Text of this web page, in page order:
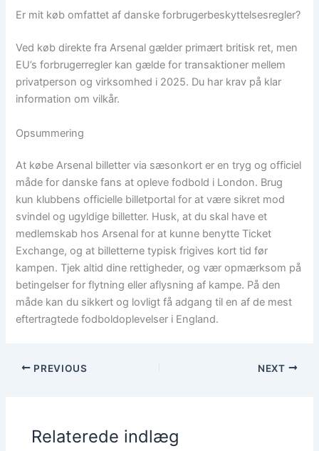
Er mit køb omfattet af danske forbrugerbeskyttelsesregler?
Ved køb direkte fra Arsenal gælder primært britisk ret, men
EU’s forbrugerregler kan gælde for transaktioner mellem
privatperson og virksomhed i 2025. Du har krav på klar
information om vilkår.
Opsummering
At købe Arsenal billetter via sæsonkort er en tryg og officiel
måde for danske fans at opleve fodbold i London. Brug
kun klubbens officielle billetportal for at være sikret mod
svindel og ugyldige billetter. Husk, at du skal have et
medlemskab hos Arsenal for at kunne benytte Ticket
Exchange, og at billetterne typisk frigives kort tid før
kampen. Tjek altid dine rettigheder, og vær opmærksom på
betingelser for flytning eller aflysning af kampe. På den
måde kan du sikkert og lovligt få adgang til en af de mest
eftertragtede fodboldoplevelser i England.
PREVIOUS NEXT
Relaterede indlæg